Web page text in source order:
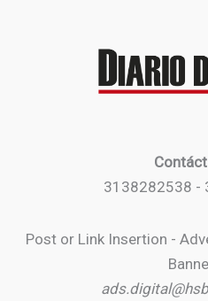
3138282538 -
Post or Link Insertion -